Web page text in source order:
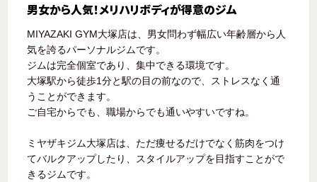
男女から人気！メリハリボディが得意のジム
MIYAZAKI GYM大塚店は、男女問わず幅広い年齢層から人
気を誇るパーソナルジムです。
ジムは完全個室であり、集中できる環境です。
大塚駅から徒歩1分と駅の目の前なので、ストレスなく通
うことができます。
ご自宅からでも、職場からでも通いやすいですね。
ミヤザキジム大塚店は、ただ痩せるだけでなく筋肉をつけ
てバルクアップしたり、スタイルアップを目指すことがで
きるジムです。